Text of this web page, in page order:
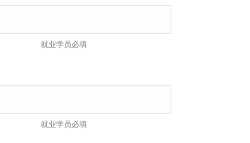
就业学员必填
就业学员必填